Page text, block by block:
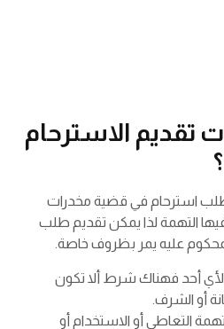
تقديم الاسترحام
طلب استرحام في قضية مخدرات
التهمة لذا يمكن تقديم طلب
عليه يمر بظروف خاصة.
أحد فهناك شرط ألا تكون
أو الشرف.
التعاطي أو الاستخدام أو